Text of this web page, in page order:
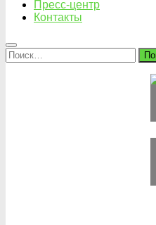
Пресс-центр
Контакты
Найти: